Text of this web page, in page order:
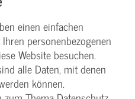
einen einfachen
personenbezogenen
Website besuchen.
alle Daten, mit denen
können.